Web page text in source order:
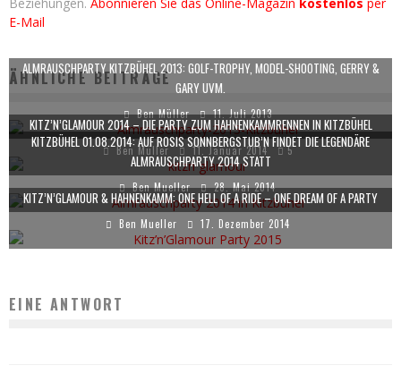
E-Mail
ÄHNLICHE BEITRÄGE
ALMRAUSCHPARTY KITZBÜHEL 2013: GOLF-TROPHY, MODEL-SHOOTING, GERRY &
GARY UVM.
Ben Müller 11. Juli 2013
KITZ’N’GLAMOUR 2014 – DIE PARTY ZUM HAHNENKAMMRENNEN IN KITZBÜHEL
Ben Müller 11. Januar 2014 5
KITZBÜHEL 01.08.2014: AUF ROSIS SONNBERGSTUB’N FINDET DIE LEGENDÄRE
ALMRAUSCHPARTY 2014 STATT
Ben Mueller 28. Mai 2014
KITZ’N’GLAMOUR & HAHNENKAMM: ONE HELL OF A RIDE – ONE DREAM OF A PARTY
Ben Mueller 17. Dezember 2014
EINE ANTWORT